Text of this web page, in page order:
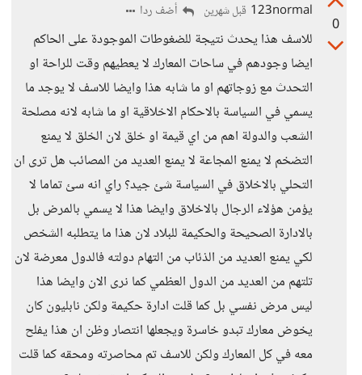
0
123normal قبل شهرين أضف ردا
للاسف هذا يحدث نتيجة للضغوطات الموجودة على الحاكم
ايضا وجودهم في ساحات المعارك لا يعطيهم وقت للراحة او
التحدث مع زوجاتهم او ما شابه هذا وايضا للاسف لا يوجد ما
يسمي في السياسة بالاحكام الاخلاقية او ما شابه لانه مصلحة
الشعب والدولة اهم من اي قيمة او خلق لان الخلق لا يمنع
التضخم لا يمنع المجاعة لا يمنع العديد من المصائب هل ترى ان
التحلي بالاخلاق في السياسة شئ جيد؟ راي انه سئ تماما لا
يؤمن هؤلاء الرجال بالاخلاق وايضا هذا لا يسمي بالمرض بل
بالادارة الصحيحة والحكيمة للبلاد لان هذا ما يتطلبه الشخص
لكي يمنع العديد من الذئاب من التهام دولته فالدول معرضة لان
تلتهم من العديد من الدول العظمي كما نرى الان وايضا هذا
ليس مرض نفسي بل كما قلت ادارة حكيمة ولكن نابليون كان
يخوض معارك تبدو خاسرة ويجعلها انتصار وظن ان هذا يفلح
معه في كل المعارك ولكن للاسف تم محاصرته ومحقه كما قلت